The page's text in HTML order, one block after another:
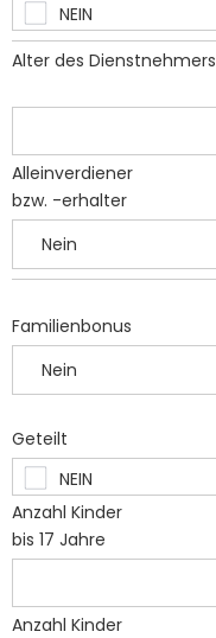
Alter des Dienstnehmers
Alleinverdiener
bzw. -erhalter
Familienbonus
Geteilt
Anzahl Kinder
bis 17 Jahre
Anzahl Kinder